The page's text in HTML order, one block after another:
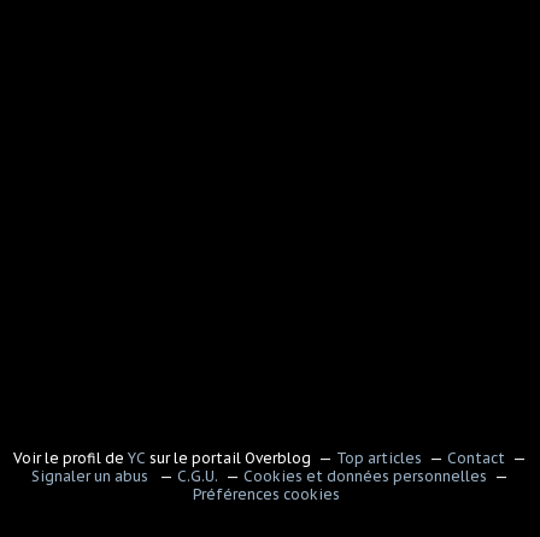
Voir le profil de YC sur le portail Overblog Top articles
Contact
Signaler un abus
C.G.U.
Cookies et données personnelles
Préférences cookies